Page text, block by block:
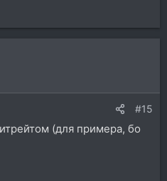
#15
(для примера, бо